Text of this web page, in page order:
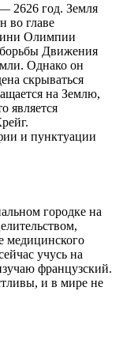
2626 год. Земля
во главе
Олимпии
Движения
Однако он
скрываться
на Землю,
является
и пунктуации
городке на
медицинского
учусь на
французский.
и в мире не